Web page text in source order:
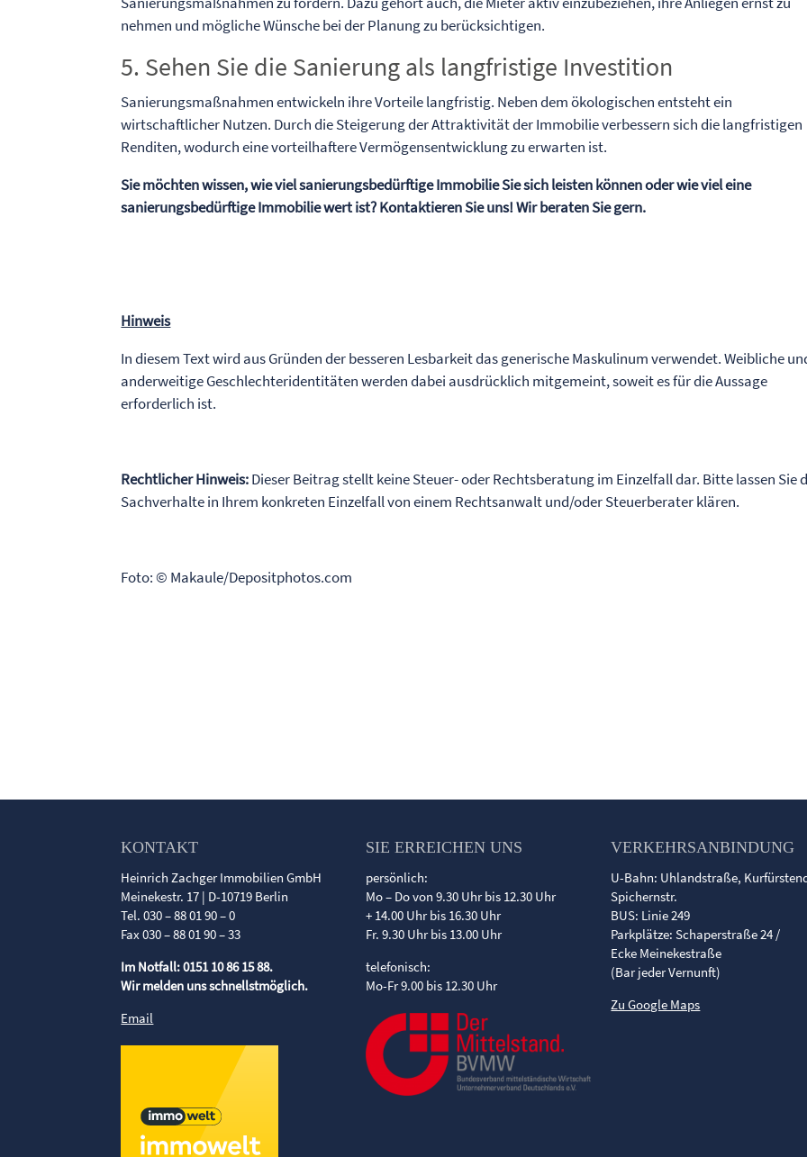
nehmen und mögliche Wünsche bei der Planung zu berücksichtigen.
5. Sehen Sie die Sanierung als langfristige Investition
Sanierungsmaßnahmen entwickeln ihre Vorteile langfristig. Neben dem ökologischen entsteht ein
wirtschaftlicher Nutzen. Durch die Steigerung der Attraktivität der Immobilie verbessern sich die langfristigen
Renditen, wodurch eine vorteilhaftere Vermögensentwicklung zu erwarten ist.
Sie möchten wissen, wie viel sanierungsbedürftige Immobilie Sie sich leisten können oder wie viel eine
sanierungsbedürftige Immobilie wert ist? Kontaktieren Sie uns! Wir beraten Sie gern.
Hinweis
In diesem Text wird aus Gründen der besseren Lesbarkeit das generische Maskulinum verwendet. Weibliche
anderweitige Geschlechteridentitäten werden dabei ausdrücklich mitgemeint, soweit es für die Aussage
erforderlich ist.
Rechtlicher Hinweis:Dieser Beitrag stellt keine Steuer- oder Rechtsberatung im Einzelfall dar. Bitte lassen Sie
Sachverhalte in Ihrem konkreten Einzelfall von einem Rechtsanwalt und/oder Steuerberater klären.
Foto: © Makaule/Depositphotos.com
KONTAKT
Heinrich Zachger Immobilien GmbH
Meinekestr. 17 | D-10719 Berlin
Tel. 030 – 88 01 90 – 0
Fax 030 – 88 01 90 – 33
Im Notfall: 0151 10 86 15 88.
Wir melden uns schnellstmöglich.
Email
SIE ERREICHEN UNS
persönlich:
Mo – Do von 9.30 Uhr bis 12.30 Uhr
+ 14.00 Uhr bis 16.30 Uhr
Fr. 9.30 Uhr bis 13.00 Uhr
telefonisch:
Mo-Fr 9.00 bis 12.30 Uhr
VERKEHRSANBINDUNG
U-Bahn: Uhlandstraße,
Spichernstr.
BUS: Linie 249
Parkplätze: Schaperstraße 24 /
Ecke Meinekestraße
(Bar jeder Vernunft)
Zu Google Maps